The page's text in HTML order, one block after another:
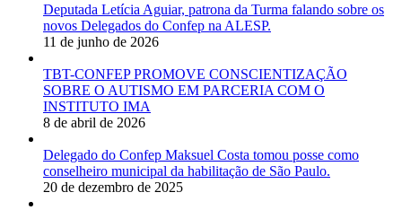
Deputada Letícia Aguiar, patrona da Turma falando sobre os
novos Delegados do Confep na ALESP.
11 de junho de 2026
TBT-CONFEP PROMOVE CONSCIENTIZAÇÃO
SOBRE O AUTISMO EM PARCERIA COM O
INSTITUTO IMA
8 de abril de 2026
Delegado do Confep Maksuel Costa tomou posse como
conselheiro municipal da habilitação de São Paulo.
20 de dezembro de 2025